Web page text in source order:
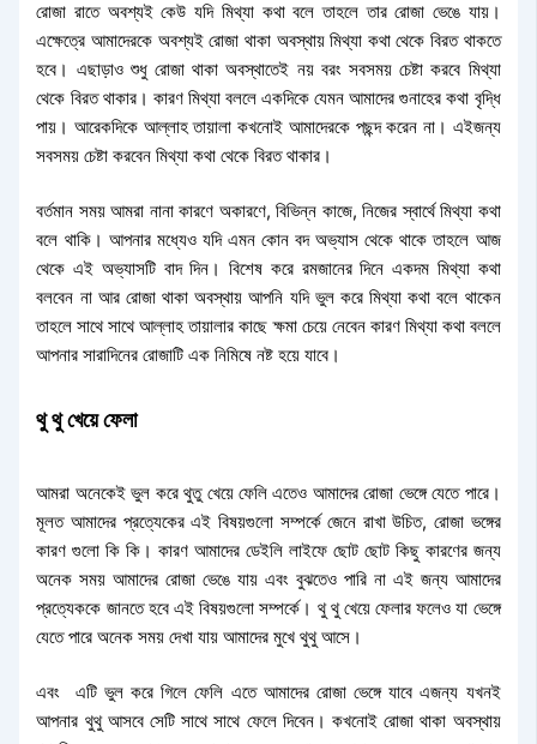
রোজা রাতে অবশ্যই কেউ যদি মিথ্যা কথা বলে তাহলে তার রোজা ভেঙে যায়।
এক্ষেত্রে আমাদেরকে অবশ্যই রোজা থাকা অবস্থায় মিথ্যা কথা থেকে বিরত থাকতে
হবে। এছাড়াও শুধু রোজা থাকা অবস্থাতেই নয় বরং সবসময় চেষ্টা করবে মিথ্যা
থেকে বিরত থাকার। কারণ মিথ্যা বললে একদিকে যেমন আমাদের গুনাহের কথা বৃদ্ধি
পায়। আরেকদিকে আল্লাহ তায়ালা কখনোই আমাদেরকে পছন্দ করেন না। এইজন্য
সবসময় চেষ্টা করবেন মিথ্যা কথা থেকে বিরত থাকার।
বর্তমান সময় আমরা নানা কারণে অকারণে, বিভিন্ন কাজে, নিজের স্বার্থে মিথ্যা কথা
বলে থাকি। আপনার মধ্যেও যদি এমন কোন বদ অভ্যাস থেকে থাকে তাহলে আজ
থেকে এই অভ্যাসটি বাদ দিন। বিশেষ করে রমজানের দিনে একদম মিথ্যা কথা
বলবেন না আর রোজা থাকা অবস্থায় আপনি যদি ভুল করে মিথ্যা কথা বলে থাকেন
তাহলে সাথে সাথে আল্লাহ তায়ালার কাছে ক্ষমা চেয়ে নেবেন কারণ মিথ্যা কথা বললে
আপনার সারাদিনের রোজাটি এক নিমিষে নষ্ট হয়ে যাবে।
থু থু খেয়ে ফেলা
আমরা অনেকেই ভুল করে থুতু খেয়ে ফেলি এতেও আমাদের রোজা ভেঙ্গে যেতে পারে।
মূলত আমাদের প্রত্যেকের এই বিষয়গুলো সম্পর্কে জেনে রাখা উচিত, রোজা ভঙ্গের
কারণ গুলো কি কি। কারণ আমাদের ডেইলি লাইফে ছোট ছোট কিছু কারণের জন্য
অনেক সময় আমাদের রোজা ভেঙে যায় এবং বুঝতেও পারি না এই জন্য আমাদের
প্রত্যেককে জানতে হবে এই বিষয়গুলো সম্পর্কে। থু থু খেয়ে ফেলার ফলেও যা ভেঙ্গে
যেতে পারে অনেক সময় দেখা যায় আমাদের মুখে থুথু আসে।
এবং এটি ভুল করে গিলে ফেলি এতে আমাদের রোজা ভেঙ্গে যাবে এজন্য যখনই
আপনার থুথু আসবে সেটি সাথে সাথে ফেলে দিবেন। কখনোই রোজা থাকা অবস্থায়